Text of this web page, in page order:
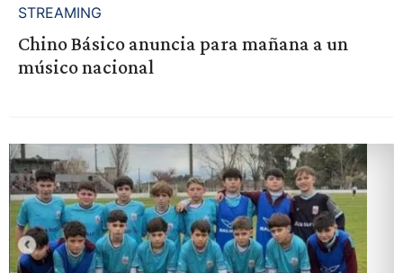
STREAMING
Chino Básico anuncia para mañana a un
músico nacional